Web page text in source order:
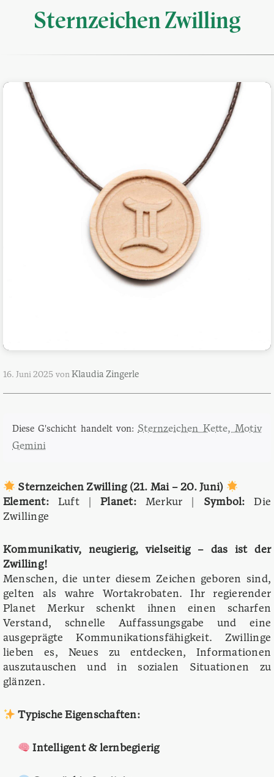
Sternzeichen Zwilling
16. Juni 2025 von Klaudia Zingerle
Diese G'schicht handelt von:Sternzeichen Kette, Motiv
Gemini
Sternzeichen Zwilling (21. Mai – 20. Juni)
Element:Luft |Planet:Merkur | Symbol: Die
Zwillinge
Kommunikativ, neugierig, vielseitig – das ist der
Zwilling!
Menschen, die unter diesem Zeichen geboren sind,
gelten als wahre Wortakrobaten. Ihr regierender
Planet Merkur schenkt ihnen einen scharfen
Verstand, schnelle Auffassungsgabe und eine
ausgeprägte Kommunikationsfähigkeit. Zwillinge
lieben es, Neues zu entdecken, Informationen
auszutauschen und in sozialen Situationen zu
glänzen.
Typische Eigenschaften:
Intelligent & lernbegierig